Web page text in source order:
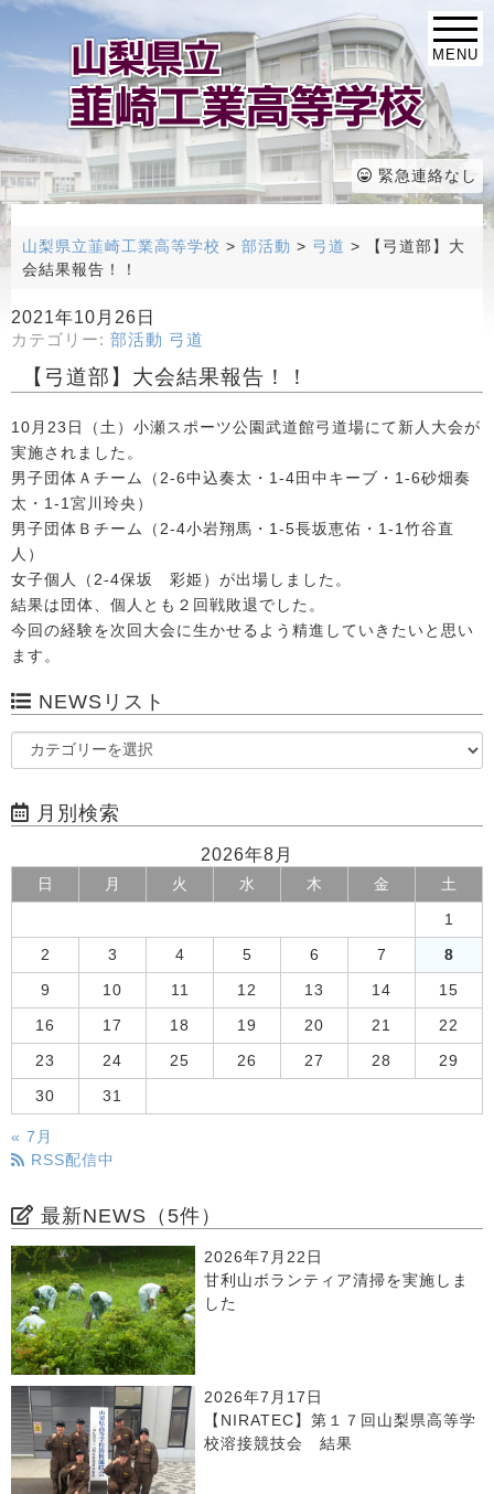
MENU
緊急連絡なし
山梨県立韮崎工業高等学校 > 部活動 > 弓道 >
【弓道部】大
会結果報告！！
2021年10月26日
カテゴリー: 部活動 弓道
【弓道部】大会結果報告！！
10月23日（土）小瀬スポーツ公園武道館弓道場にて新人大会が
実施されました。
男子団体Ａチーム（2-6中込奏太・1-4田中キーブ・1-6砂畑奏
太・1-1宮川玲央）
男子団体Ｂチーム（2-4小岩翔馬・1-5長坂恵佑・1-1竹谷直
人）
女子個人（2-4保坂 彩姫）が出場しました。
結果は団体、個人とも２回戦敗退でした。
今回の経験を次回大会に生かせるよう精進していきたいと思い
ます。
NEWSリスト
月別検索
2026年8月
日 月 火 水 木 金 土
1
2 3 4 5 6 7 8
9 10 11 12 13 14 15
16 17 18 19 20 21 22
23 24 25 26 27 28 29
30 31
« 7月
RSS配信中
最新NEWS（5件）
2026年7月22日
甘利山ボランティア清掃を実施しま
した
2026年7月17日
【NIRATEC】第１７回山梨県高等学
校溶接競技会 結果